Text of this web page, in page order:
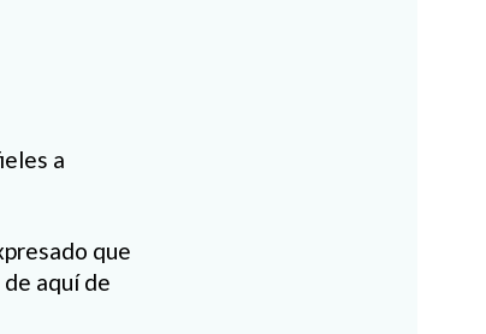
a
que
aquí de